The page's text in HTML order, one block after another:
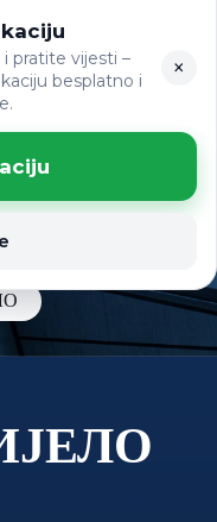
LAT
i pratite vijesti –
besplatno i
×